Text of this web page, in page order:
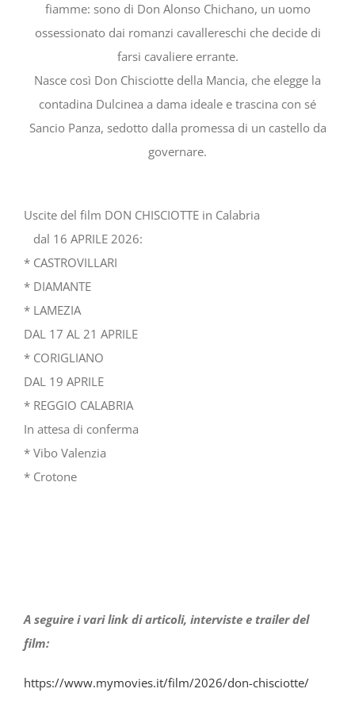
fiamme: sono di Don Alonso Chichano, un uomo
ossessionato dai romanzi cavallereschi che decide di
farsi cavaliere errante.
Nasce così Don Chisciotte della Mancia, che elegge la
contadina Dulcinea a dama ideale e trascina con sé
Sancio Panza, sedotto dalla promessa di un castello da
governare.
Uscite del film DON CHISCIOTTE in Calabria
dal 16 APRILE 2026:
* CASTROVILLARI
* DIAMANTE
* LAMEZIA
DAL 17 AL 21 APRILE
* CORIGLIANO
DAL 19 APRILE
* REGGIO CALABRIA
In attesa di conferma
* Vibo Valenzia
* Crotone
A seguire i vari link di articoli, interviste e trailer del
film:
https://www.mymovies.it/film/2026/don-chisciotte/